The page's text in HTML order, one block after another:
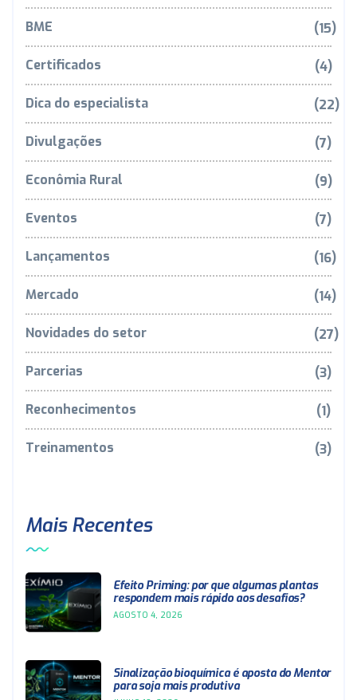
BME (15)
Certificados (4)
Dica do especialista (22)
Divulgações (7)
Econômia Rural (9)
Eventos (7)
Lançamentos (16)
Mercado (14)
Novidades do setor (27)
Parcerias (3)
Reconhecimentos (1)
Treinamentos (3)
Mais Recentes
Efeito Priming: por que algumas plantas
respondem mais rápido aos desafios?
AGOSTO 4, 2026
Sinalização bioquímica é aposta do Mentor
para soja mais produtiva